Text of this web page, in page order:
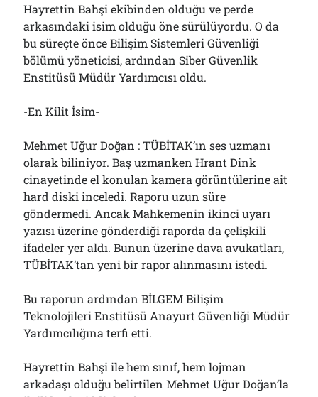
Hayrettin Bahşi ekibinden olduğu ve perde
arkasındaki isim olduğu öne sürülüyordu. O da
bu süreçte önce Bilişim Sistemleri Güvenliği
bölümü yöneticisi, ardından Siber Güvenlik
Enstitüsü Müdür Yardımcısı oldu.
-En Kilit İsim-
Mehmet Uğur Doğan : TÜBİTAK’ın ses uzmanı
olarak biliniyor. Baş uzmanken Hrant Dink
cinayetinde el konulan kamera görüntülerine ait
hard diski inceledi. Raporu uzun süre
göndermedi. Ancak Mahkemenin ikinci uyarı
yazısı üzerine gönderdiği raporda da çelişkili
ifadeler yer aldı. Bunun üzerine dava avukatları,
TÜBİTAK’tan yeni bir rapor alınmasını istedi.
Bu raporun ardından BİLGEM Bilişim
Teknolojileri Enstitüsü Anayurt Güvenliği Müdür
Yardımcılığına terfi etti.
Hayrettin Bahşi ile hem sınıf, hem lojman
arkadaşı olduğu belirtilen Mehmet Uğur Doğan’la